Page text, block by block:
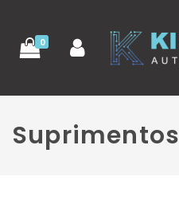
0
Suprimentos